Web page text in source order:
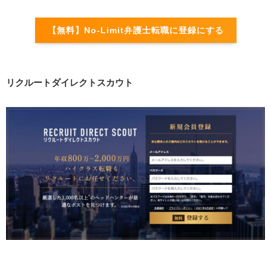
【無料】No-Limit弁護士転職に登録にする
リクルートダイレクトスカウト